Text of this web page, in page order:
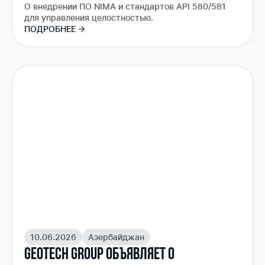
О внедрении ПО NIMA и стандартов API 580/581
для управления целостностью.
ПОДРОБНЕЕ
10.06.2026 Азербайджан
GEOTECH GROUP ОБЪЯВЛЯЕТ О